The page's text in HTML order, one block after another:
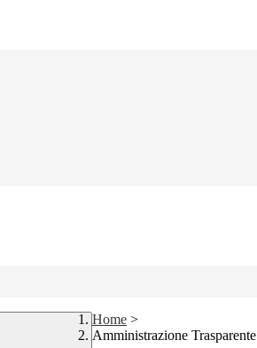
Home >
Amministrazione Trasparente